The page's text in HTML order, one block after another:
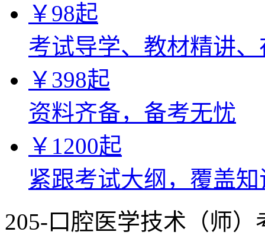
￥98起
考试导学、教材精讲
￥398起
资料齐备，备考无忧
￥ 1200起
紧跟考试大纲，覆盖
205-口腔医学技术（师）